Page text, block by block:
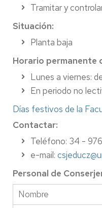
Tramitar y
Situación:
Planta baja
Horario permanente
Lunes a viernes:
En periodo no
Días festivos de la
Contactar:
Teléfono: 34 - 976
e-mail:
Personal de
Nombre